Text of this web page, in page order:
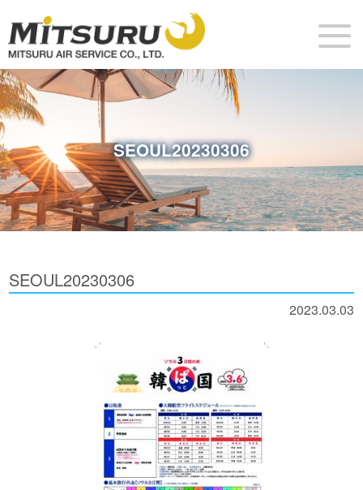
SEOUL20230306
SEOUL20230306
2023.03.03